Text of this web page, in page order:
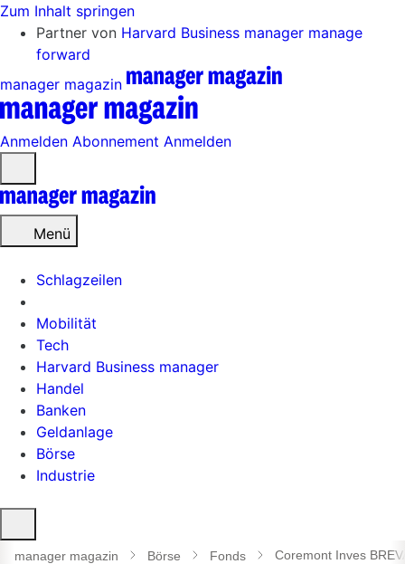
Zum Inhalt springen
Partner von Harvard Business manager manage
forward
manager magazin
Anmelden Abonnement Anmelden
öffnen
Menü
Schlagzeilen
Mobilität
Tech
Harvard Business manager
Handel
Banken
Geldanlage
Börse
Industrie
öffnen
manager magazin Börse Fonds Coremont Inves